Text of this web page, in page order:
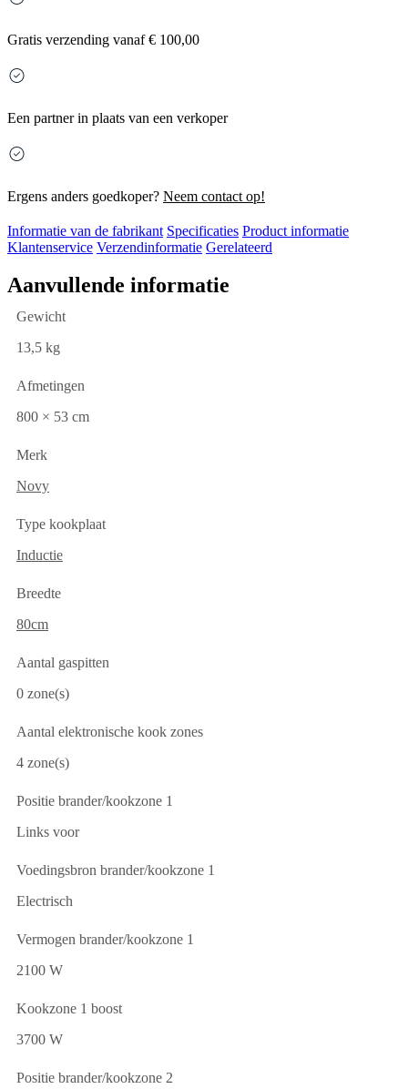
Gratis verzending vanaf € 100,00
Een partner in plaats van een verkoper
Ergens anders goedkoper? Neem contact op!
Informatie van de fabrikant Specificaties Product informatie
Klantenservice Verzendinformatie Gerelateerd
Aanvullende informatie
Gewicht
13,5 kg
Afmetingen
800 × 53 cm
Merk
Novy
Type kookplaat
Inductie
Breedte
80cm
Aantal gaspitten
0 zone(s)
Aantal elektronische kook zones
4 zone(s)
Positie brander/kookzone 1
Links voor
Voedingsbron brander/kookzone 1
Electrisch
Vermogen brander/kookzone 1
2100 W
Kookzone 1 boost
3700 W
Positie brander/kookzone 2